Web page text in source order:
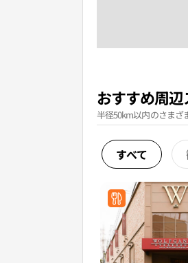
おすすめ周
半径50km以内のさまざ
すべて